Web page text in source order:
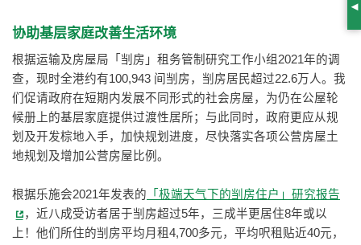
协助基层家庭改善生活环境
根据运输及房屋局「㓥房」租务管制研究工作小组2021年的调
查，现时全港约有100,943 间㓥房，㓥房居民超过22.6万人。我
们促请政府在短期内发展不同形式的社会房屋，为仍在公屋轮
候册上的基层家庭提供过渡性居所；与此同时，政府更应从规
划及开发棕地入手，加快规划进度，尽快落实各项公营房屋土
地规划及增加公营房屋比例。
根据乐施会2021年发表的 「极端天气下的㓥房住户」研究报告
，近八成受访者居于㓥房超过5年，三成半更居住8年或以
上！他们所住的㓥房平均月租4,700多元，平均呎租贴近40元，